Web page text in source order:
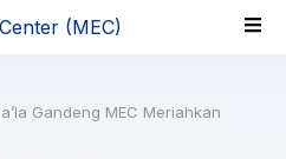
Gandeng MEC Meriahkan